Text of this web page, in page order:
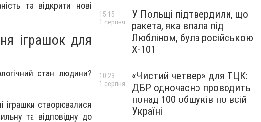
та відкрити нові
іграшок для
стан людини?
іграшки створювалися
та відповідну до
У Польщі підтвердили, що
ракета, яка впала під
Любліном, була російською
Х-101
15:15
1 серпня
«Чистий четвер» для ТЦК:
ДБР одночасно проводить
понад 100 обшуків по всій
Україні
10:23
1 серпня